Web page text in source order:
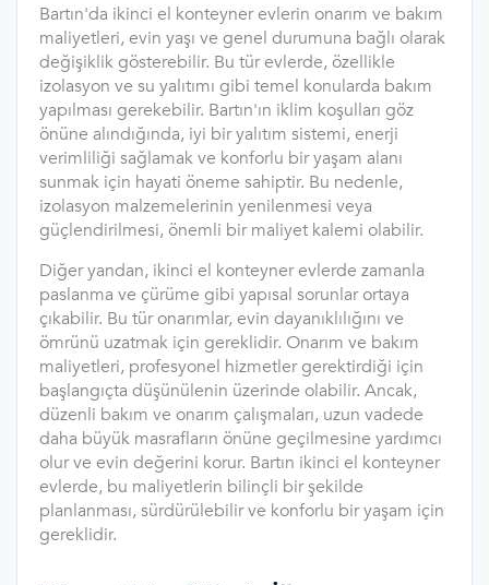
Bartın'da ikinci el konteyner evlerin onarım ve bakım
maliyetleri, evin yaşı ve genel durumuna bağlı olarak
değişiklik gösterebilir. Bu tür evlerde, özellikle
izolasyon ve su yalıtımı gibi temel konularda bakım
yapılması gerekebilir. Bartın'ın iklim koşulları göz
önüne alındığında, iyi bir yalıtım sistemi, enerji
verimliliği sağlamak ve konforlu bir yaşam alanı
sunmak için hayati öneme sahiptir. Bu nedenle,
izolasyon malzemelerinin yenilenmesi veya
güçlendirilmesi, önemli bir maliyet kalemi olabilir.
Diğer yandan, ikinci el konteyner evlerde zamanla
paslanma ve çürüme gibi yapısal sorunlar ortaya
çıkabilir. Bu tür onarımlar, evin dayanıklılığını ve
ömrünü uzatmak için gereklidir. Onarım ve bakım
maliyetleri, profesyonel hizmetler gerektirdiği için
başlangıçta düşünülenin üzerinde olabilir. Ancak,
düzenli bakım ve onarım çalışmaları, uzun vadede
daha büyük masrafların önüne geçilmesine yardımcı
olur ve evin değerini korur. Bartın ikinci el konteyner
evlerde, bu maliyetlerin bilinçli bir şekilde
planlanması, sürdürülebilir ve konforlu bir yaşam için
gereklidir.